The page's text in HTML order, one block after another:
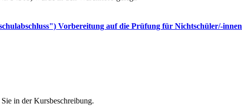
Vorbereitung auf die Prüfung für Nichtschüler/-innen
in der Kursbeschreibung.